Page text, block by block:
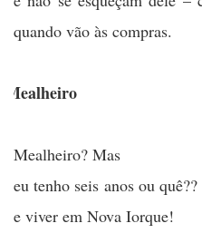
quando vão às compras.
Mealheiro? Mas
eu tenho seis anos ou
e viver em Nova Iorque!